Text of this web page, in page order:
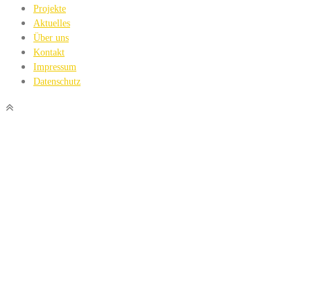
Projekte
Aktuelles
Über uns
Kontakt
Impressum
Datenschutz